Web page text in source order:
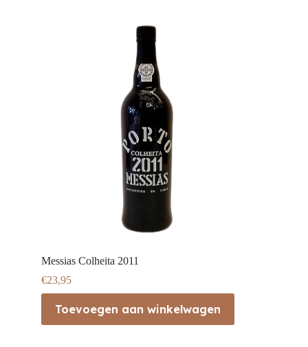
Messias Colheita 2011
€23,95
Toevoegen aan winkelwagen